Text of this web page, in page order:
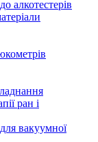
алкотестерів
ран і
вакуумної